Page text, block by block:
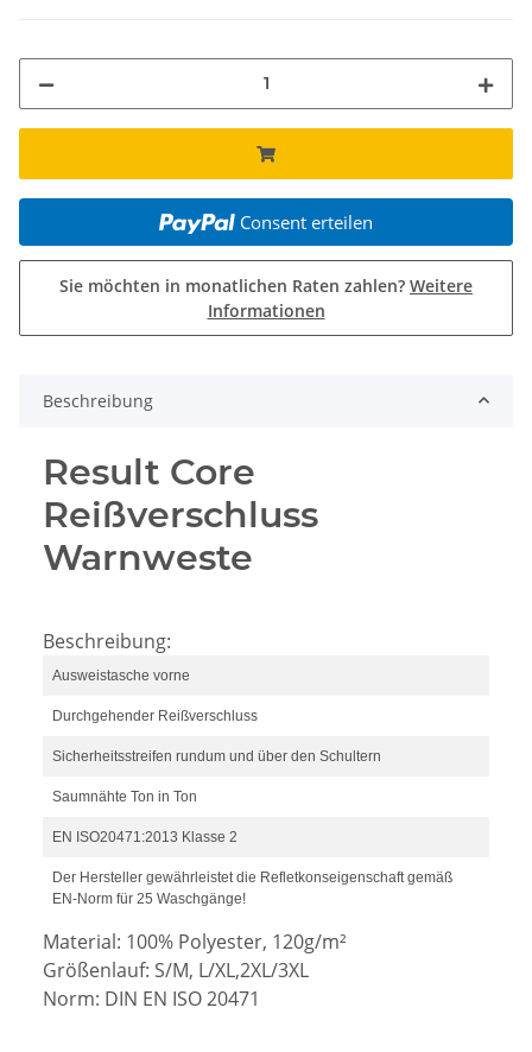
Consent erteilen
Sie möchten in monatlichen Raten zahlen? Weitere
Informationen
Beschreibung
Result Core
Reißverschluss
Warnweste
Beschreibung:
Ausweistasche vorne
Durchgehender Reißverschluss
Sicherheitsstreifen rundum und über den Schultern
Saumnähte Ton in Ton
EN ISO20471:2013 Klasse 2
Der Hersteller gewährleistet die Refletkonseigenschaft gemäß
EN-Norm für 25 Waschgänge!
Material: 100% Polyester, 120g/m²
Größenlauf: S/M, L/XL,2XL/3XL
Norm: DIN EN ISO 20471